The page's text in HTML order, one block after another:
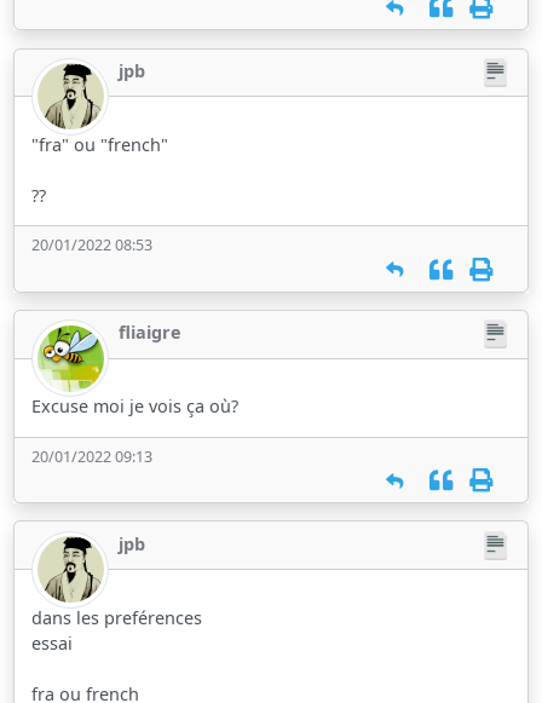
jpb
"fra" ou "french"
??
20/01/2022 08:53
fliaigre
Excuse moi je vois ça où?
20/01/2022 09:13
jpb
dans les preférences
essai
fra ou french